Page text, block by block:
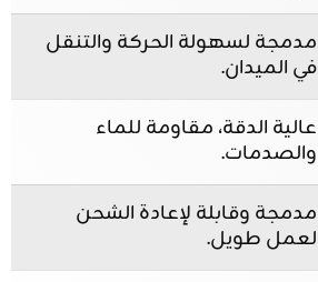
مدمجة لسهولة الحركة والتنقل
في الميدان.
عالية الدقة، مقاومة للماء
والصدمات.
مدمجة وقابلة لإعادة الشحن
لعمل طويل.